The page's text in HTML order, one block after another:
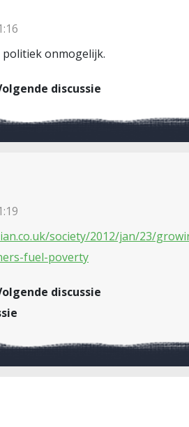
politiek onmogelijk.
discussie
society/2012/jan/23/
fuel-poverty
discussie